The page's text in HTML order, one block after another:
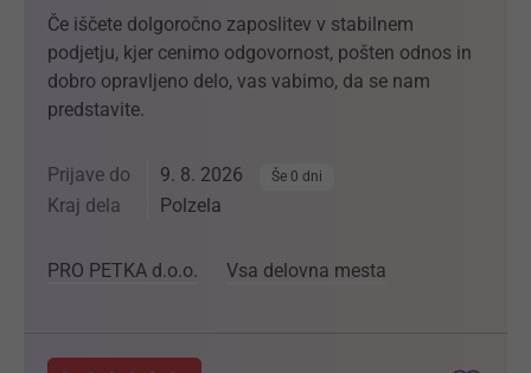
Če iščete dolgoročno zaposlitev v stabilnem
podjetju, kjer cenimo odgovornost, pošten odnos in
dobro opravljeno delo, vas vabimo, da se nam
predstavite.
Prijave do 9. 8. 2026 Še 0 dni
Kraj dela Polzela
PRO PETKA d.o.o. Vsa delovna mesta